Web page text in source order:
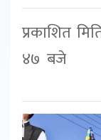
प्रकाशित
४७ बजे